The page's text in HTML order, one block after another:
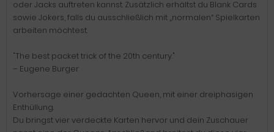
oder Jacks auftreten kannst. Zusätzlich erhältst du Blank Cards
sowie Jokers, falls du ausschließlich mit „normalen“ Spielkarten
arbeiten möchtest.
"The best packet trick of the 20th century."
– Eugene Burger
Vorhersage einer gedachten Queen, mit einer dreiphasigen
Enthüllung.
Du bringst vier verdeckte Karten hervor und dein Zuschauer